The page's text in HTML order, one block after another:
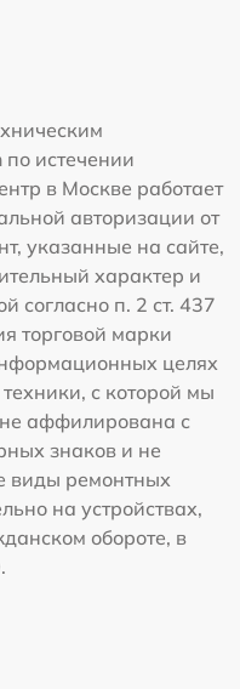
истечении
в Москве работает
авторизации от
указанные на сайте,
характер и
согласно п. 2 ст. 437
торговой марки
целях
с которой мы
аффилирована с
знаков и не
виды ремонтных
на устройствах,
обороте, в